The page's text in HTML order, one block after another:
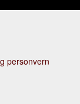
personvern